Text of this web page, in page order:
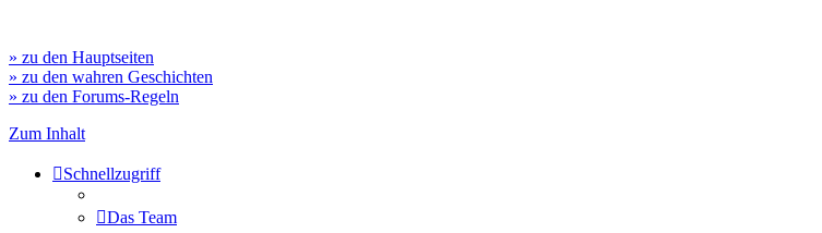
» zu den Hauptseiten
» zu den wahren Geschichten
» zu den Forums-Regeln
Zum Inhalt
Schnellzugriff
Das Team